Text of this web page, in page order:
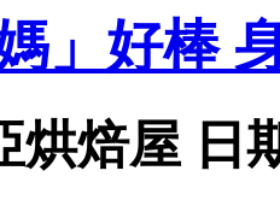
」好棒
焙屋 日